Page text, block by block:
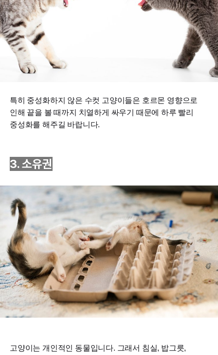
특히 중성화하지 않은 수컷 고양이들은 호르몬 영향으로
인해 끝을 볼 때까지 치열하게 싸우기 때문에 하루 빨리
중성화를 해주길 바랍니다.
3. 소유권
고양이는 개인적인 동물입니다. 그래서 침실, 밥그릇,